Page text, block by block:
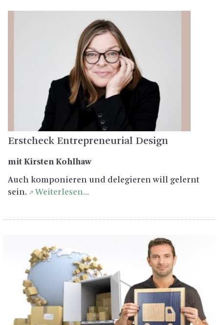
Erst­check En­tre­pre­neu­ri­al De­sign
mit Kirs­ten Kohl­haw
Auch kom­po­nie­ren und de­le­gie­ren will ge­lernt
sein.
Wei­ter­le­sen...